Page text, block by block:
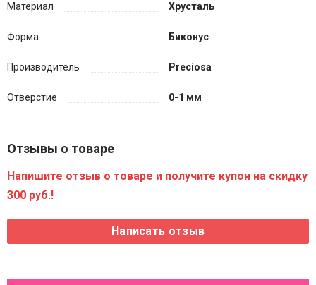
Материал Хрусталь
Форма Биконус
Производитель Preciosa
Отверстие 0-1 мм
Отзывы о товаре
Напишите отзыв о товаре и получите купон на скидку
300 руб.!